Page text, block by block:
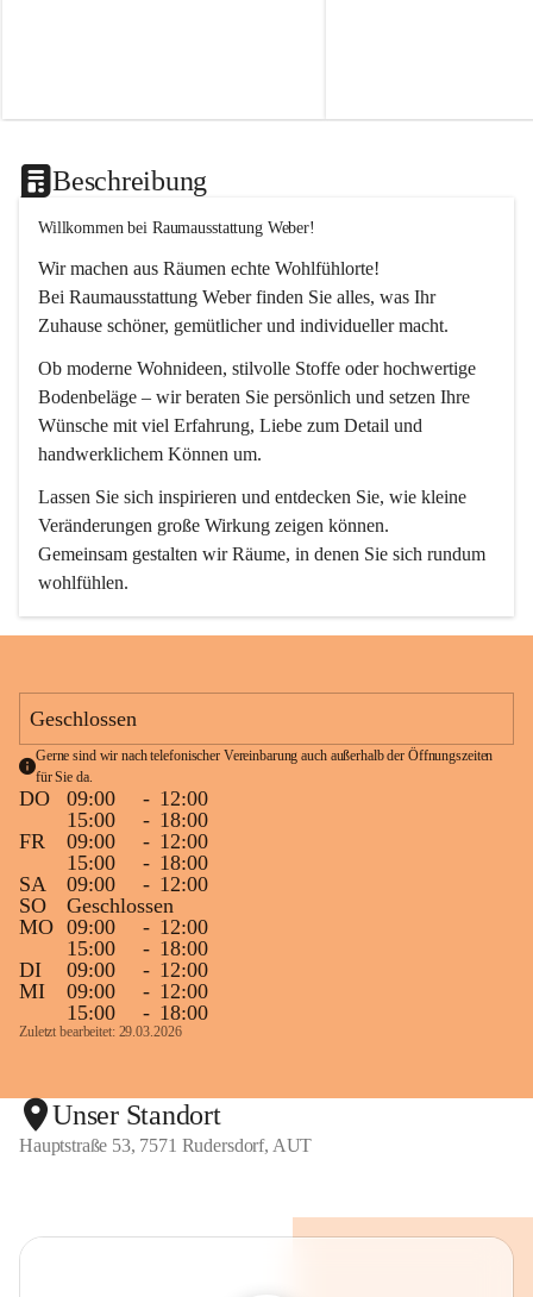
e
e
r
#DankeFürIhreTreue
e
Beschreibung
Willkommen bei Raumausstattung Weber!
Wir machen aus Räumen echte Wohlfühlorte!
Bei Raumausstattung Weber finden Sie alles, was Ihr
Zuhause schöner, gemütlicher und individueller macht.
Ob moderne Wohnideen, stilvolle Stoffe oder hochwertige
Bodenbeläge – wir beraten Sie persönlich und setzen Ihre
Wünsche mit viel Erfahrung, Liebe zum Detail und
handwerklichem Können um.
Lassen Sie sich inspirieren und entdecken Sie, wie kleine
Veränderungen große Wirkung zeigen können.
Gemeinsam gestalten wir Räume, in denen Sie sich rundum
wohlfühlen.
Geschlossen
Gerne sind wir nach telefonischer Vereinbarung auch außerhalb der Öffnungszeiten
DO 09:00 - 12:00
15:00
- 18:00
FR
09:00 - 12:00
15:00
- 18:00
SA
09:00 - 12:00
SO
Geschlossen
MO 09:00 - 12:00
15:00
- 18:00
DI
09:00 - 12:00
MI
09:00 - 12:00
15:00
- 18:00
Zuletzt bearbeitet: 29.03.2026
Unser Standort
Hauptstraße 53, 7571 Rudersdorf, AUT